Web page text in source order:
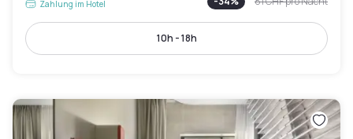
Zahlung im Hotel
10h - 18h